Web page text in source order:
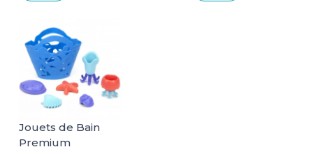
Jouets de Bain
Premium